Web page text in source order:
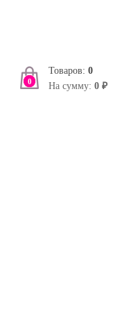
Товаров: 0
На сумму: 0 ₽
0